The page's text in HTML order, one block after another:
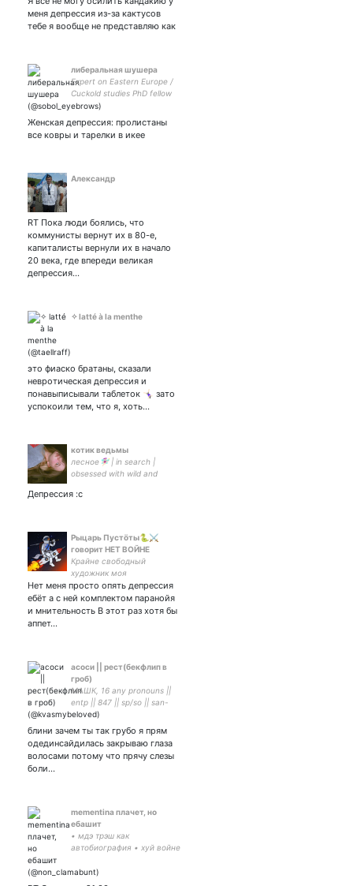
новогоднем утреннике /
🏐:🇩🇪🇦🇷🇨🇵🇧🇷🇳🇱🇷🇺 / Cody
меня депрессия из-за кактусов
тебе я вообще не представляю как
либеральная шушера
Expert on Eastern Europe /
Cuckold studies PhD fellow
Женская депрессия: пролистаны
все ковры и тарелки в икее
Александр
RT Пока люди боялись, что
коммунисты вернут их в 80-е,
капиталисты вернули их в начало
20 века, где впереди великая
депрессия…
✧ latté à la menthe
это фиаско братаны, сказали
невротическая депрессия и
понавыписывали таблеток 🤸🏻‍♀️ зато
успокоили тем, что я, хоть…
котик ведьмы
лесное🧚🏻‍♀️ | in search |
obsessed with wild and
Депрессия :с
Рыцарь Пустöты🐍⚔️
говорит НЕТ ВОЙНЕ
Крайне свободный
художник моя
идентичность основана на
фотографиях красивых
азиаток с ироничными
Нет меня просто опять депрессия
ебёт а с ней комплектом паранойя
и мнительность В этот раз хотя бы
аппет…
асоси || рест(бекфлип в
гроб)
МАШК, 16 any pronouns ||
entp || 847 || sp/so || san-
mel чем-то похожа не
герпес, постоянно
возвращаюсь
блини зачем ты так грубо я прям
одединсайдилась закрываю глаза
волосами потому что прячу слезы
боли…
mementina плачет, но
ебашит
• мдэ трэш как
автобиография • хуй войне
смысл жизни • помогаю с